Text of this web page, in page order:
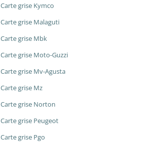
Carte grise Kymco
Carte grise Malaguti
Carte grise Mbk
Carte grise Moto-Guzzi
Carte grise Mv-Agusta
Carte grise Mz
Carte grise Norton
Carte grise Peugeot
Carte grise Pgo